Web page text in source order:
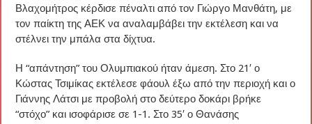
Βλαχομήτρος κέρδισε πέναλτι από τον Γιώργο Μανθάτη, με
τον παίκτη της ΑΕΚ να αναλαμβάβει την εκτέλεση και να
στέλνει την μπάλα στα δίχτυα.
Η “απάντηση” του Ολυμπιακού ήταν άμεση. Στο 21′ ο
Κώστας Τσιμίκας εκτέλεσε φάουλ έξω από την περιοχή και ο
Γιάννης Λάτσι με προβολή στο δεύτερο δοκάρι βρήκε
“στόχο” και ισοφάρισε σε 1-1. Στο 35′ ο Θανάσης